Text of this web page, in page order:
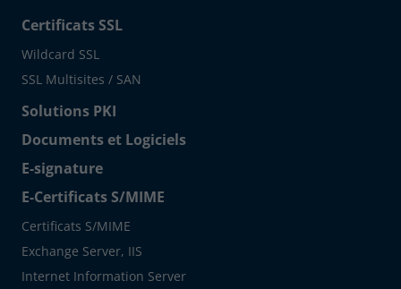
Certificats SSL
Wildcard SSL
SSL Multisites / SAN
Solutions PKI
Documents et Logiciels
E-signature
E-Certificats S/MIME
Certificats S/MIME
Exchange Server, IIS
Internet Information Server